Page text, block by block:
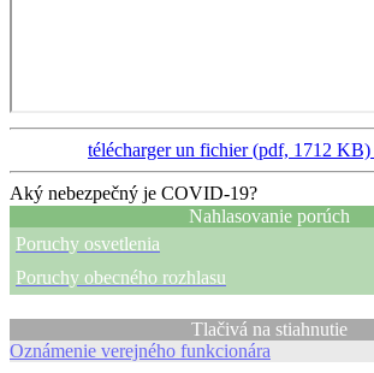
télécharger un fichier (pdf, 1712 KB)
Aký nebezpečný je COVID-19?
Nahlasovanie porúch
Poruchy osvetlenia
Poruchy obecného rozhlasu
Tlačivá na stiahnutie
Oznámenie verejného funkcionára